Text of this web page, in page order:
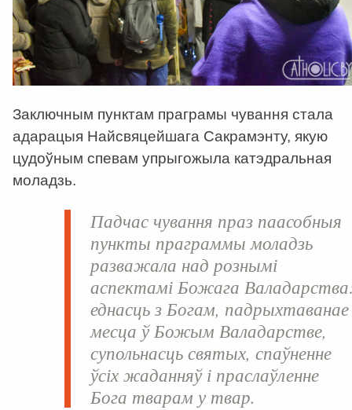
Заключным пунктам праграмы чування стала
адарацыя Найсвяцейшага Сакрамэнту, якую
цудоўным спевам упрыгожыла катэдральная
моладзь.
Падчас чування праз паасобныя
пункты праграммы моладзь
разважала над рознымі
аспектамі Божага
еднасць з Богам, падрыхтаванае
месца ў Божым Валадарстве,
супольнасць святых, спаўненне
ўсіх жаданняў і праслаўленне
Бога тварам у твар.